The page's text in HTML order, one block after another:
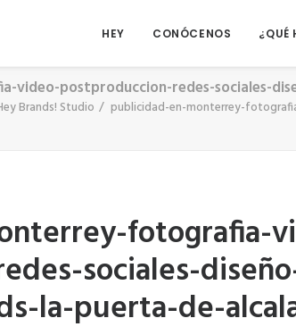
HEY CONÓCENOS ¿QUÉ
video-postproduccion-redes-sociales-
Brands! Studio
publicidad-en-monterrey-
fotografia-
sociales-
la-puerta-de-